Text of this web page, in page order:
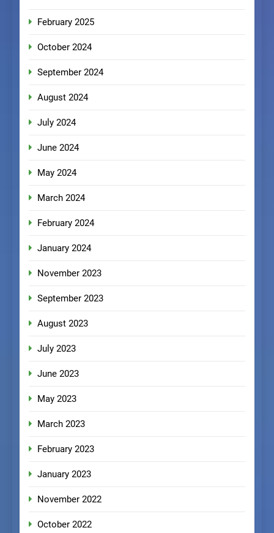
February 2025
October 2024
September 2024
August 2024
July 2024
June 2024
May 2024
March 2024
February 2024
January 2024
November 2023
September 2023
August 2023
July 2023
June 2023
May 2023
March 2023
February 2023
January 2023
November 2022
October 2022